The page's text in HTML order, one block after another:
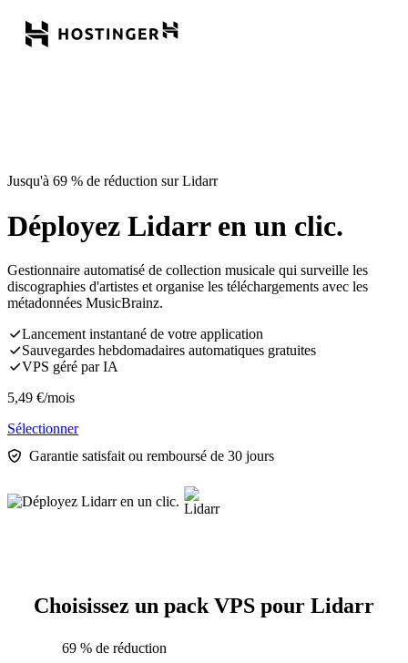
Jusqu'à 69 % de réduction sur Lidarr
Déployez Lidarr en un clic.
Gestionnaire automatisé de collection musicale qui surveille les
discographies d'artistes et organise les téléchargements avec les
métadonnées MusicBrainz.
Lancement instantané de votre application
Sauvegardes hebdomadaires automatiques gratuites
VPS géré par IA
5,49 €/mois
Sélectionner
Garantie satisfait ou remboursé de 30 jours
Choisissez un pack VPS pour Lidarr
69 % de réduction